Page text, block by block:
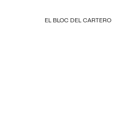
EL BLOC DEL CARTERO